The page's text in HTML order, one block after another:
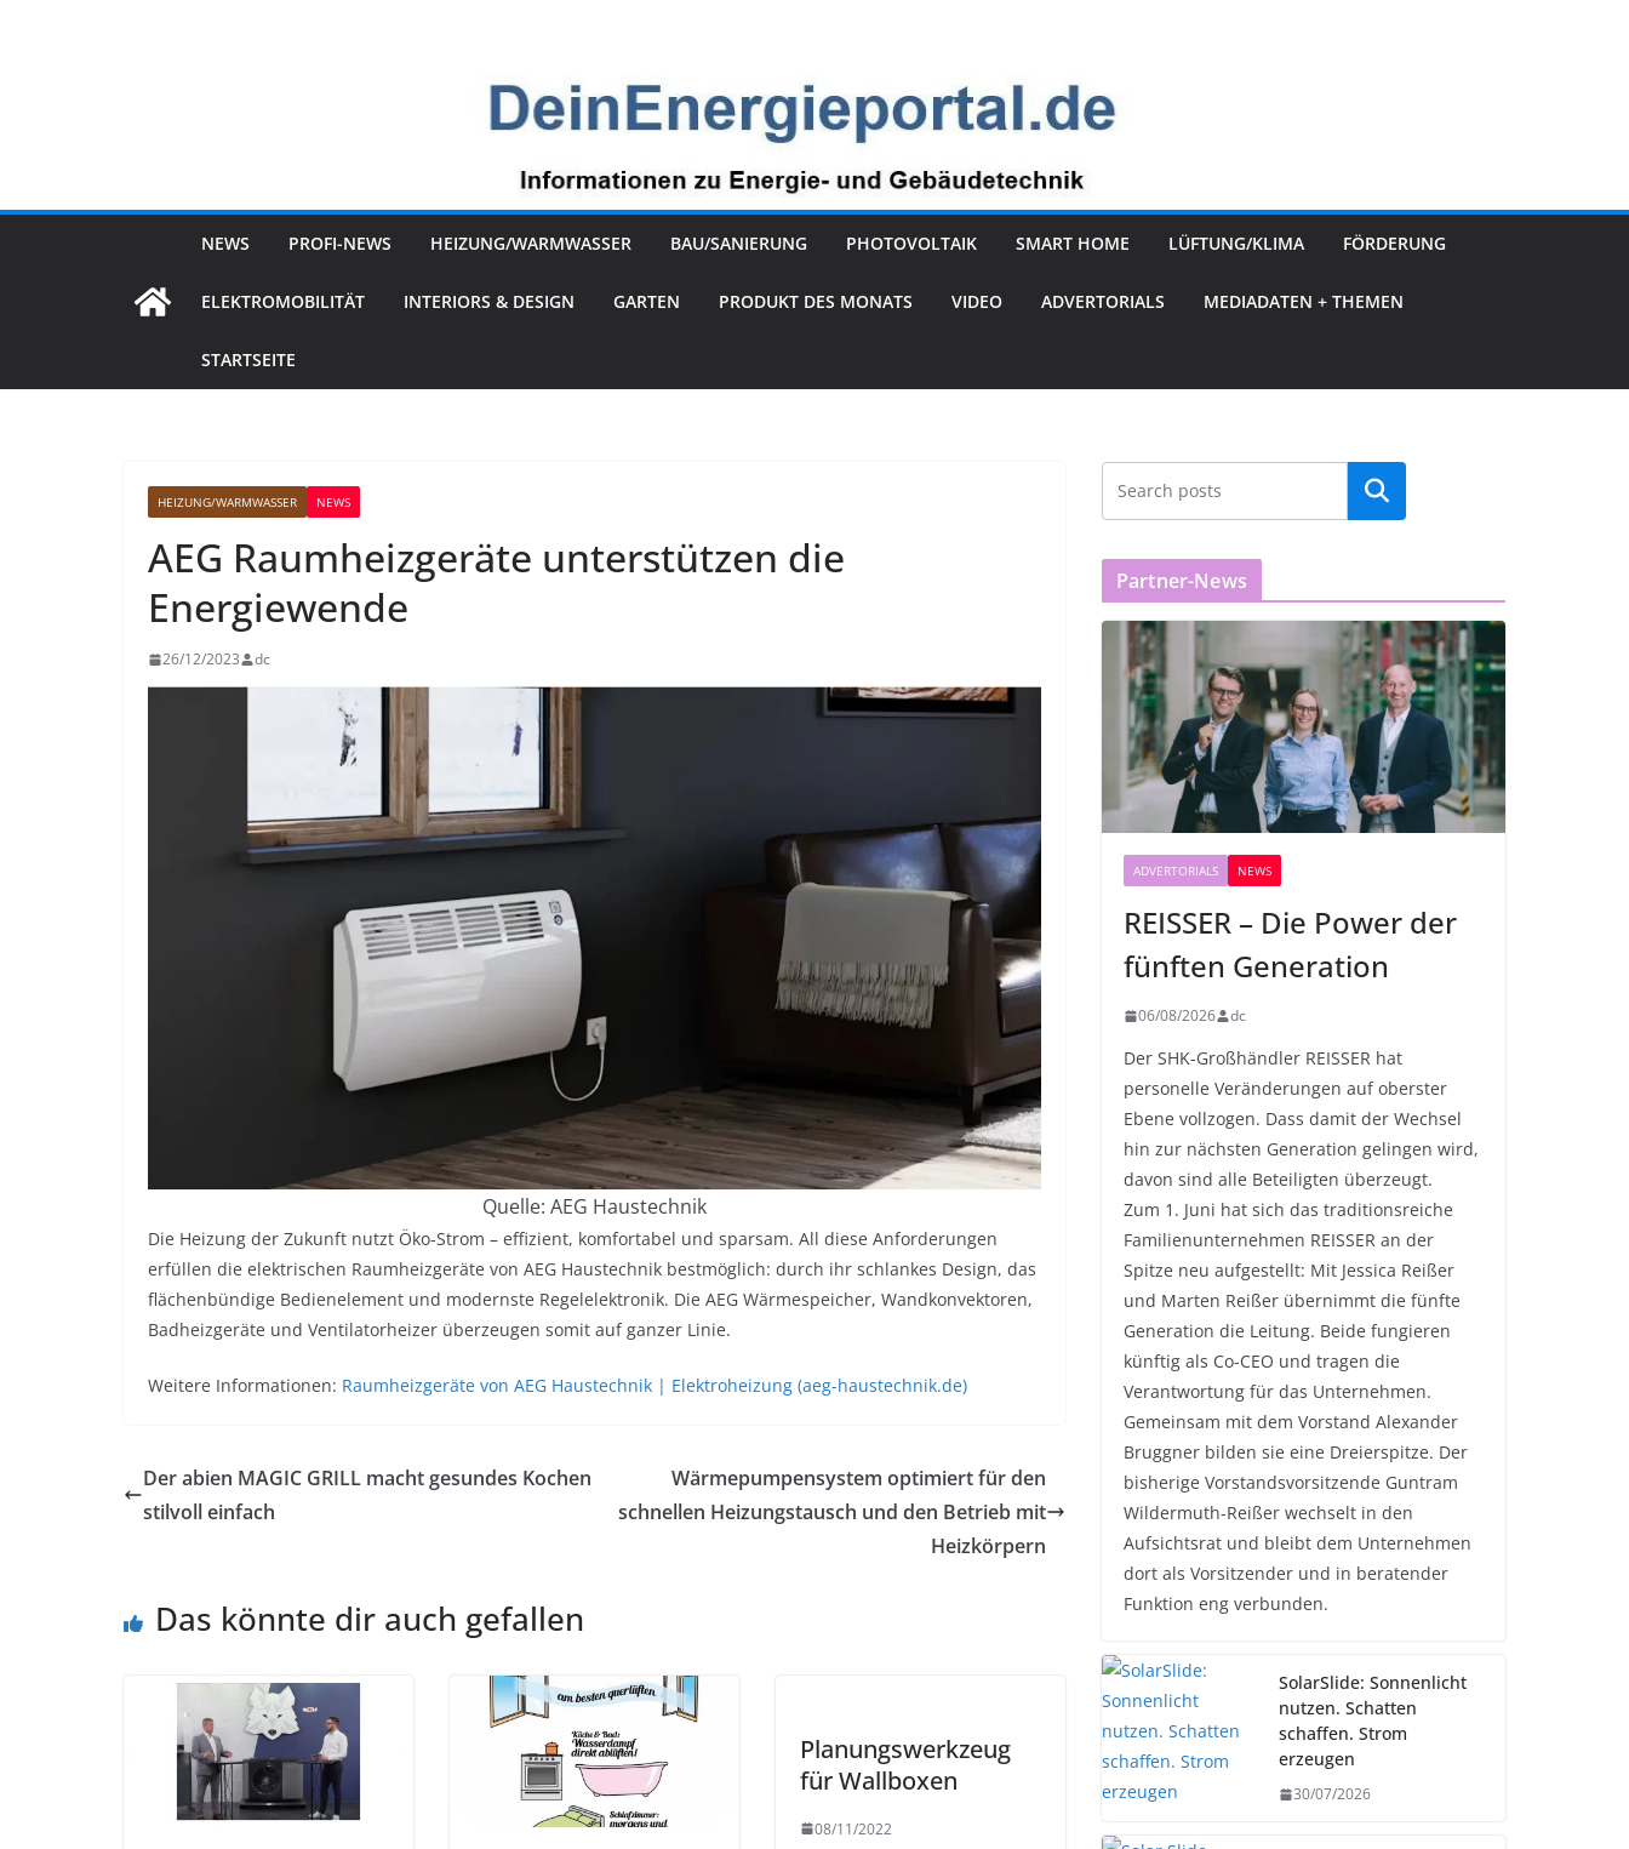
NEWS PROFI-NEWS HEIZUNG/WARMWASSER BAU/SANIERUNG PHOTOVOLTAIK SMART HOME LÜFTUNG/KLIMA FÖRDERUNG
ELEKTROMOBILITÄT INTERIORS & DESIGN GARTEN PRODUKT DES MONATS VIDEO ADVERTORIALS MEDIADATEN + THEMEN
STARTSEITE
HEIZUNG/WARMWASSER NEWS
AEG Raumheizgeräte unterstützen die
Energiewende
26/12/2023 dc
Quelle: AEG Haustechnik
Die Heizung der Zukunft nutzt Öko-Strom – effizient, komfortabel und sparsam. All diese Anforderungen
erfüllen die elektrischen Raumheizgeräte von AEG Haustechnik bestmöglich: durch ihr schlankes Design, das
flächenbündige Bedienelement und modernste Regelelektronik. Die AEG Wärmespeicher, Wandkonvektoren,
Badheizgeräte und Ventilatorheizer überzeugen somit auf ganzer Linie.
Weitere Informationen: Raumheizgeräte von AEG Haustechnik | Elektroheizung (aeg-haustechnik.de)
Der abien MAGIC GRILL macht gesundes Kochen
stilvoll einfach
Wärmepumpensystem optimiert für den
schnellen Heizungstausch und den Betrieb mit
Heizkörpern
Das könnte dir auch gefallen
Planungswerkzeug
für Wallboxen
08/11/2022
Partner-News
ADVERTORIALS NEWS
REISSER – Die Power der
fünften Generation
06/08/2026 dc
Der SHK-Großhändler REISSER hat
personelle Veränderungen auf oberster
Ebene vollzogen. Dass damit der Wechsel
hin zur nächsten Generation gelingen wird,
davon sind alle Beteiligten überzeugt.
Zum 1. Juni hat sich das traditionsreiche
Familienunternehmen REISSER an der
Spitze neu aufgestellt: Mit Jessica Reißer
und Marten Reißer übernimmt die fünfte
Generation die Leitung. Beide fungieren
künftig als Co-CEO und tragen die
Verantwortung für das Unternehmen.
Gemeinsam mit dem Vorstand Alexander
Bruggner bilden sie eine Dreierspitze. Der
bisherige Vorstandsvorsitzende Guntram
Wildermuth-Reißer wechselt in den
Aufsichtsrat und bleibt dem Unternehmen
dort als Vorsitzender und in beratender
Funktion eng verbunden.
SolarSlide: Sonnenlicht
nutzen. Schatten
schaffen. Strom
erzeugen
30/07/2026